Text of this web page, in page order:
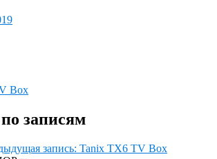
Box
записям
запись: Tanix TX6 TV Box